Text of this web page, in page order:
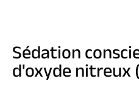
Sédation
d'oxyde nitreux